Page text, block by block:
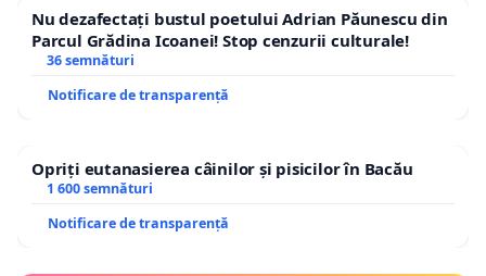
Nu dezafectați bustul poetului Adrian Păunescu din
Parcul Grădina Icoanei! Stop cenzurii culturale!
36 semnături
Notificare de transparență
Opriți eutanasierea câinilor și pisicilor în Bacău
1 600 semnături
Notificare de transparență